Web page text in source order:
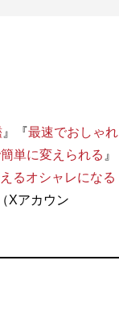
』『最速でおしゃれ
単に変えられる 』
るオシャレになる
Xアカウン